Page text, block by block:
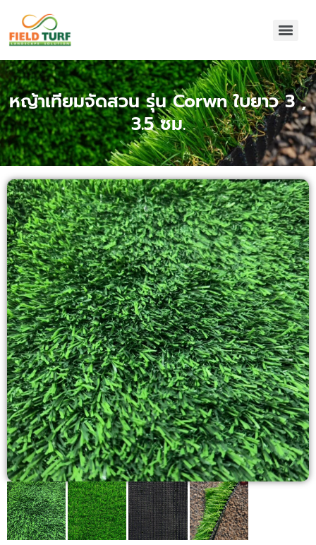
หญ้าเทียมจัดสวน รุ่น Corwn ใบยาว 3 ,
3.5 ซม.